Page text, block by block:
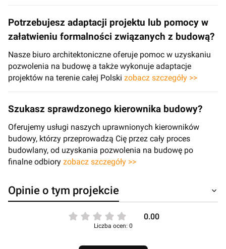
Potrzebujesz adaptacji projektu lub pomocy w
załatwieniu formalności związanych z budową?
Nasze biuro architektoniczne oferuje pomoc w uzyskaniu
pozwolenia na budowę a także wykonuje adaptacje
projektów na terenie całej Polski zobacz szczegóły >>
Szukasz sprawdzonego kierownika budowy?
Oferujemy usługi naszych uprawnionych kierowników
budowy, którzy przeprowadzą Cię przez cały proces
budowlany, od uzyskania pozwolenia na budowę po
finalne odbiory zobacz szczegóły >>
Opinie o tym projekcie
0.00
Liczba ocen: 0